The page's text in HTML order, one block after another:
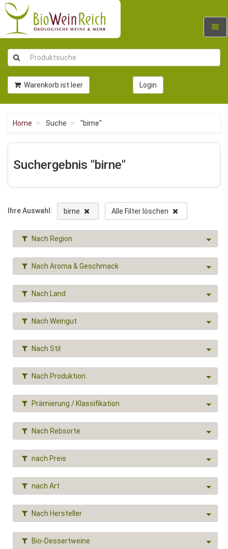
Warenkorb ist leer Login
Home Suche "birne"
Suchergebnis "birne"
Ihre Auswahl: birne Alle Filter löschen
Nach Region
Nach Aroma & Geschmack
Nach Land
Nach Weingut
Nach Stil
Nach Produktion
Prämierung / Klassifikation
Nach Rebsorte
nach Preis
nach Art
Nach Hersteller
Bio-Dessertweine